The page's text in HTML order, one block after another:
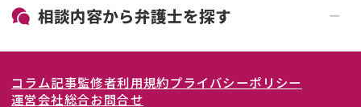
北海道・東北
北海道 青森県
岩手県 宮城県
関東
東京都 神奈川県
東海
相談内容から弁護士を探す
離婚裁判
親権・面会交流権
コラム記事監修者利用規約プライバシーポリシー
運営会社総合お問合せ